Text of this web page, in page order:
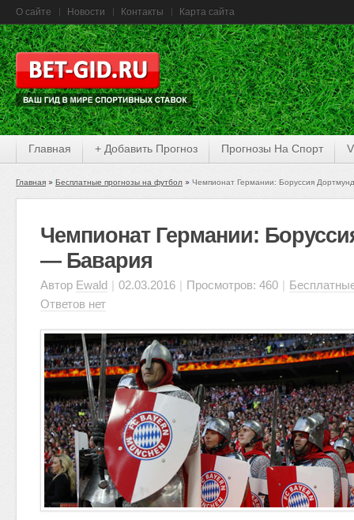
О сайте Новости Контакты Карта сайта
Главная + Добавить Прогноз Прогнозы На Спорт
Главная Бесплатные прогнозы на футбол Чемпионат Германии: Боруссия
Чемпионат Германии:
— Бавария
Автор Ewald | 02.03.2016 | Просмотров: 460 |
Ответов нет